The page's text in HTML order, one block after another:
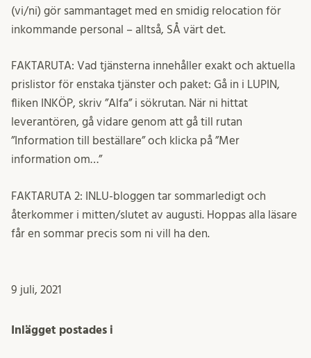
(vi/ni) gör sammantaget med en smidig relocation för
inkommande personal – alltså, SÅ värt det.
FAKTARUTA: Vad tjänsterna innehåller exakt och aktuella
prislistor för enstaka tjänster och paket: Gå in i LUPIN,
fliken INKÖP, skriv ”Alfa” i sökrutan. När ni hittat
leverantören, gå vidare genom att gå till rutan
”Information till beställare” och klicka på ”Mer
information om…”
FAKTARUTA 2: INLU-bloggen tar sommarledigt och
återkommer i mitten/slutet av augusti. Hoppas alla läsare
får en sommar precis som ni vill ha den.
9 juli, 2021
Inlägget postades i